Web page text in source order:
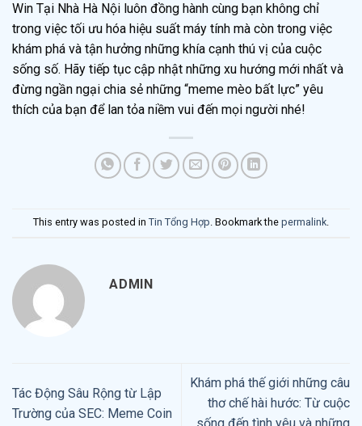
Win Tại Nhà Hà Nội luôn đồng hành cùng bạn không chỉ
trong việc tối ưu hóa hiệu suất máy tính mà còn trong việc
khám phá và tận hưởng những khía cạnh thú vị của cuộc
sống số. Hãy tiếp tục cập nhật những xu hướng mới nhất và
đừng ngần ngại chia sẻ những “meme mèo bất lực” yêu
thích của bạn để lan tỏa niềm vui đến mọi người nhé!
This entry was posted in Tin Tổng Hợp. Bookmark the permalink.
ADMIN
Tác Động Sâu Rộng từ Lập
Trường của SEC: Meme Coin
Khám phá thế giới những câu
thơ chế hài hước: Từ cuộc